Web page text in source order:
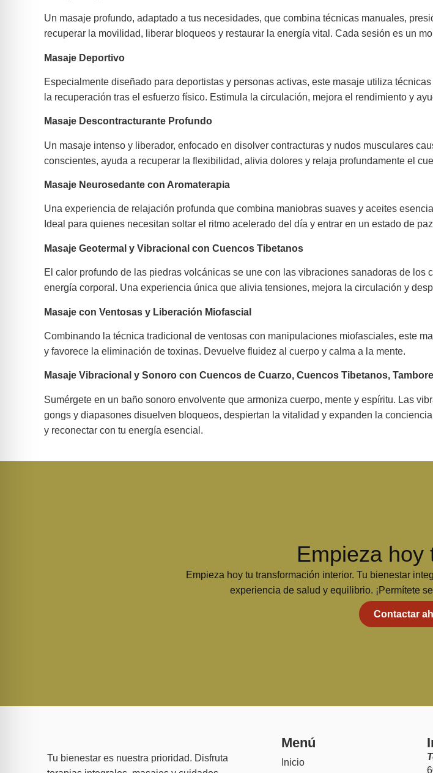
Un masaje profundo, adaptado a tus necesidades, que combina técnicas manuales,
recuperar la movilidad, liberar bloqueos y restaurar la energía vital. Cada sesión es un
Masaje Deportivo
Especialmente diseñado para deportistas y personas activas, este masaje utiliza
la recuperación tras el esfuerzo físico. Estimula la circulación, mejora el rendimiento y
Masaje Descontracturante Profundo
Un masaje intenso y liberador, enfocado en disolver contracturas y nudos musculares
conscientes, ayuda a recuperar la flexibilidad, alivia dolores y relaja profundamente el
Masaje Neurosedante con Aromaterapia
Una experiencia de relajación profunda que combina maniobras suaves y aceites
Ideal para quienes necesitan soltar el ritmo acelerado del día y entrar en un estado de
Masaje Geotermal y Vibracional con Cuencos Tibetanos
El calor profundo de las piedras volcánicas se une con las vibraciones sanadoras de
energía corporal. Una experiencia única que alivia tensiones, mejora la circulación y
Masaje con Ventosas y Liberación Miofascial
Combinando la técnica tradicional de ventosas con manipulaciones miofasciales, este
y favorece la eliminación de toxinas. Devuelve fluidez al cuerpo y calma a la mente.
Masaje Vibracional y Sonoro con Cuencos de Cuarzo, Cuencos Tibetanos,
Sumérgete en un baño sonoro envolvente que armoniza cuerpo, mente y espíritu. Las
gongs y diapasones disuelven bloqueos, despiertan la vitalidad y expanden la
y reconectar con tu energía esencial.
Empieza hoy
Empieza hoy tu transformación interior. Tu bienestar
experiencia de salud y equilibrio. ¡Permítete
Contactar
Tu bienestar es nuestra prioridad. Disfruta
Menú
Inicio